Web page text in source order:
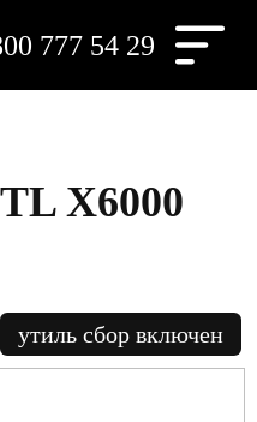
777 54 29
X6000
утиль сбор включен